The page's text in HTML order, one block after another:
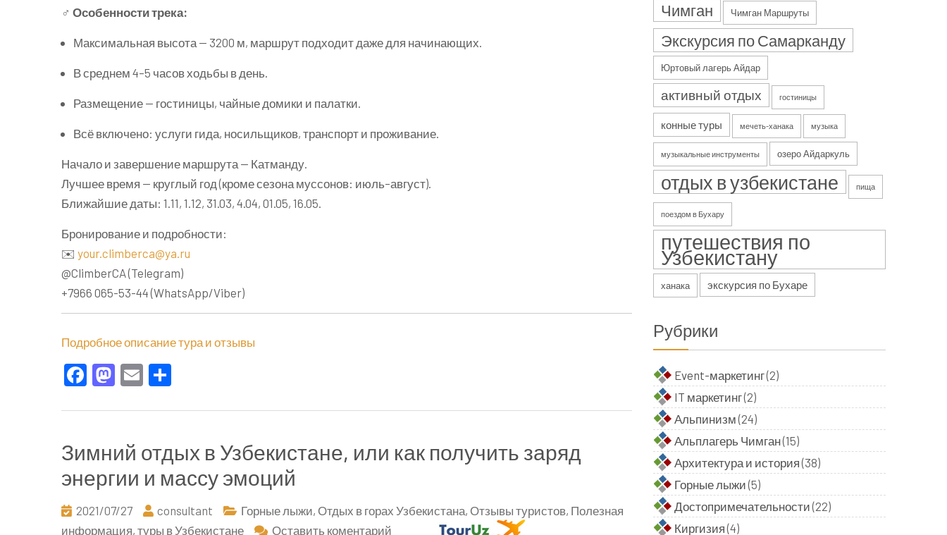
‍♂️ Особенности трека:
Максимальная высота — 3200 м, маршрут подходит даже для начинающих.
В среднем 4–5 часов ходьбы в день.
Размещение — гостиницы, чайные домики и палатки.
Всё включено: услуги гида, носильщиков, транспорт и проживание.
Начало и завершение маршрута — Катманду.
Лучшее время — круглый год (кроме сезона муссонов: июль–август).
Ближайшие даты: 1.11, 1.12, 31.03, 4.04, 01.05, 16.05.
Бронирование и подробности:
✉️ your.climberca@ya.ru
@ClimberCA (Telegram)
+7966 065-53-44 (WhatsApp/Viber)
Подробное описание тура и отзывы
Facebook
Mastodon
Email
Зимний отдых в Узбекистане, или как получить заряд
энергии и массу эмоций
2021/07/27 consultant Горные лыжи, Отдых в горах Узбекистана, Отзывы туристов, Полезная
информация, туры в Узбекистане Оставить коментарий
Чимган Чимган Маршруты
Экскурсия по Самарканду
Юртовый лагерь Айдар
активный отдых гостиницы
конные туры мечеть-ханака музыка
музыкальные инструменты озеро Айдаркуль
отдых в узбекистане пища
поездом в Бухару
путешествия по
Узбекистану
ханака экскурсия по Бухаре
Рубрики
Event-маркетинг(2)
IT маркетинг(2)
Альпинизм(24)
Альплагерь Чимган(15)
Архитектура и история(38)
Горные лыжи(5)
Достопримечательности(22)
Киргизия(4)